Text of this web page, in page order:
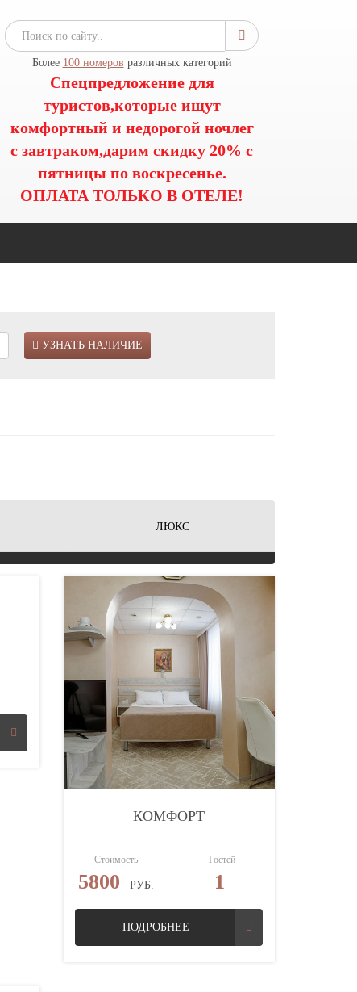
Более 100 номеров различных категорий
Спецпредложение для
туристов,которые ищут
комфортный и недорогой ночлег
с завтраком,дарим скидку 20% с
пятницы по воскресенье.
ОПЛАТА ТОЛЬКО В ОТЕЛЕ!
УЗНАТЬ НАЛИЧИЕ
ЛЮКС
КОМФОРТ
Стоимость
5800 РУБ.
Гостей
1
ПОДРОБНЕЕ